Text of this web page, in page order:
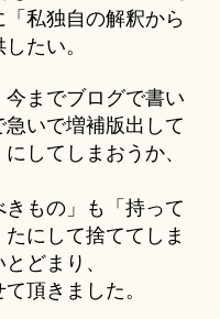
私独自の解釈から
たい。
までブログで書い
いで増補版出して
してしまおうか、
もの」も「持って
にして捨ててしま
どまり、
頂きました。